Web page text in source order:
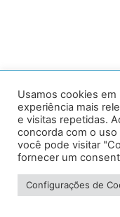
Av. Prof. Armando
Caratinga - MG
Usamos cookies
experiência mais
e visitas repetidas.
concorda com o uso
você pode visitar
fornecer um
Configurações de